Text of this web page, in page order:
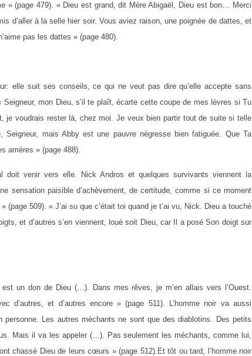
» (page 479). « Dieu est grand, dit Mère Abigaël, Dieu est bon… Merci
d’aller à la selle hier soir. Vous aviez raison, une poignée de dattes, et
pas les dattes » (page 480).
elle suit ses conseils, ce qui ne veut pas dire qu’elle accepte sans
mon Dieu, s’il te plaît, écarte cette coupe de mes lèvres si Tu
je voudrais rester là, chez moi. Je veux bien partir tout de suite si telle
mais Abby est une pauvre négresse bien fatiguée. Que Ta
amères » (page 488).
doit venir vers elle. Nick Andros et quelques survivants viennent la
sensation paisible d’achèvement, de certitude, comme si ce moment
(page 509). « J’ai su que c’était toi quand je t’ai vu, Nick. Dieu a touché
et d’autres s’en viennent, loué soit Dieu, car Il a posé Son doigt sur
un don de Dieu (…). Dans mes rêves, je m’en allais vers l’Ouest.
d’autres, et d’autres encore » (page 511). L’homme noir va aussi
personne. Les autres méchants ne sont que des diablotins. Des petits
Mais il va les appeler (…). Pas seulement les méchants, comme lui,
chassé Dieu de leurs cœurs » (page 512).Et tôt ou tard, l’homme noir